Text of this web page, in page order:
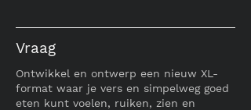
Vraag
Ontwikkel en ontwerp een nieuw XL-
format waar je vers en simpelweg goed
eten kunt voelen, ruiken, zien en